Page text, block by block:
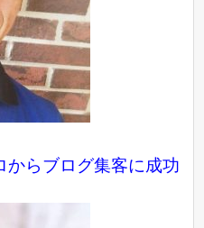
からブログ集客に成功